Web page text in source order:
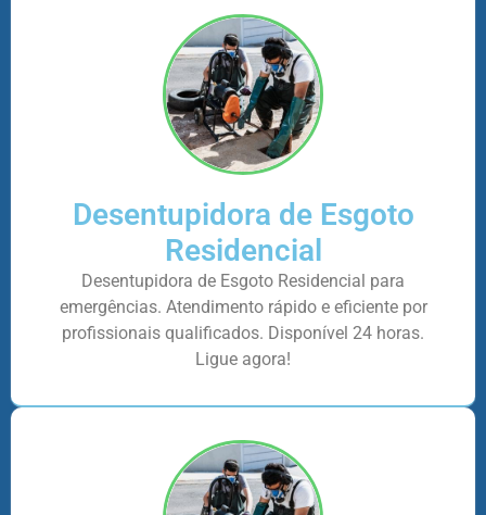
Desentupidora de Esgoto
Residencial
Desentupidora de Esgoto Residencial para
emergências. Atendimento rápido e eficiente por
profissionais qualificados. Disponível 24 horas.
Ligue agora!